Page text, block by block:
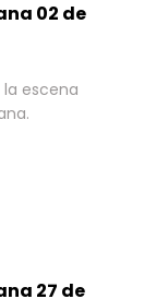
02 de
escena
27 de